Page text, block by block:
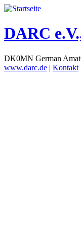
DARC
DK0MN German
www.darc.de | Kontakt